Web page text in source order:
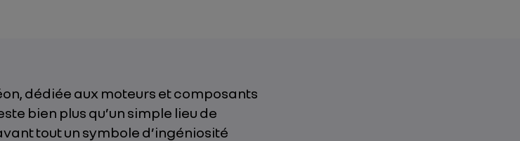
dédiée aux moteurs et composants
bien plus qu’un simple lieu de
tout un symbole d’ingéniosité